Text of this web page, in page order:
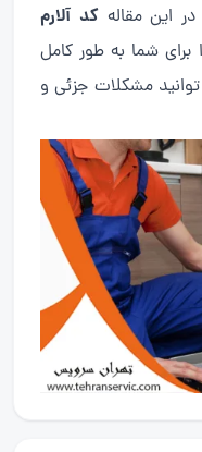
این مقاله کد آلارم
برای شما به طور کامل
مشکلات جزئی و